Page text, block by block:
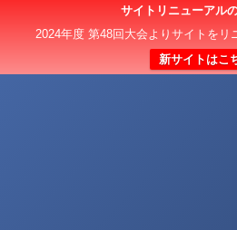
サイトリニューアル
2024年度 第48回大会よりサイトをリ
新サイトはこ